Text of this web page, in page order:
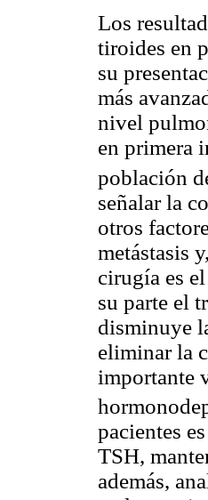
Los
tiroides en
su
más
nivel
en primera
población
señalar la
otros
metástasis
cirugía es
su parte el
disminuye
eliminar la
importante
pacientes
TSH,
además,